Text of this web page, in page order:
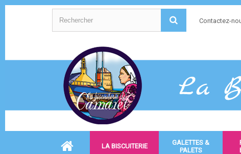
Contactez-
LA BISCUITERIE
GALETTES &
PALETS